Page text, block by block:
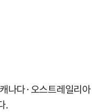
나다·오스트레일리아
.